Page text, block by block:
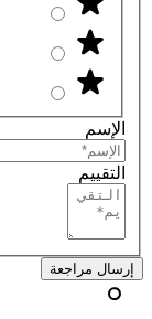
الإسم
التقييم
إرسال مراجعة